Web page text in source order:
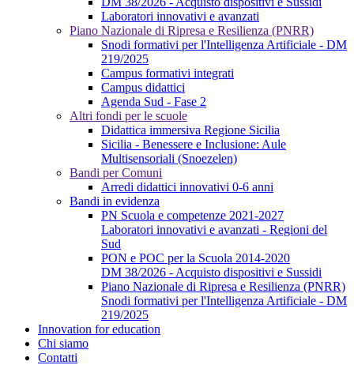
Laboratori innovativi e avanzati
Piano Nazionale di Ripresa e Resilienza (PNRR)
Snodi formativi per l'Intelligenza Artificiale - DM
219/2025
Campus formativi integrati
Campus didattici
Agenda Sud - Fase 2
Altri fondi per le scuole
Didattica immersiva Regione Sicilia
Sicilia - Benessere e Inclusione: Aule
Multisensoriali (Snoezelen)
Bandi per Comuni
Arredi didattici innovativi 0-6 anni
Bandi in evidenza
PN Scuola e competenze 2021-2027
Laboratori innovativi e avanzati - Regioni del
Sud
PON e POC per la Scuola 2014-2020
DM 38/2026 - Acquisto dispositivi e Sussidi
Piano Nazionale di Ripresa e Resilienza (PNRR)
Snodi formativi per l'Intelligenza Artificiale - DM
219/2025
Innovation for education
Chi siamo
Contatti